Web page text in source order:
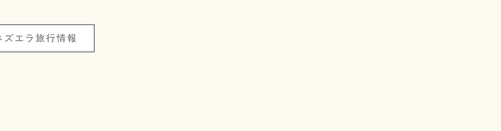
ズエラ旅行情報